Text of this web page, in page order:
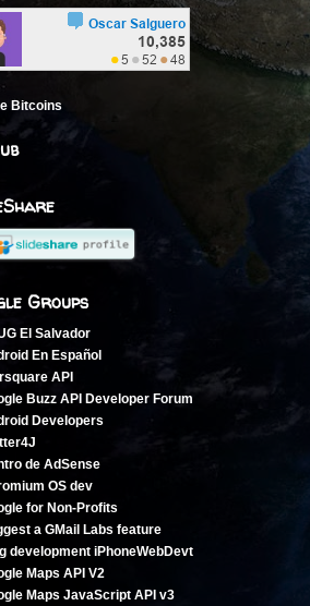
Bitcoins
Groups
El Salvador
En Español
API
Buzz API Developer Forum
Developers
de AdSense
OS dev
for Non-Profits
a GMail Labs feature
development iPhoneWebDevt
Maps API V2
Maps JavaScript API v3